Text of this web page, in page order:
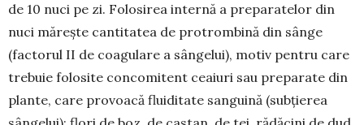
de 10 nuci pe zi. Folosirea internă a preparatelor din
nuci mărește cantitatea de protrombină din sânge
(factorul II de coagulare a sângelui), motiv pentru care
trebuie folosite con­comitent ceaiuri sau preparate din
plante, care provoacă fluiditate sanguină (subțierea